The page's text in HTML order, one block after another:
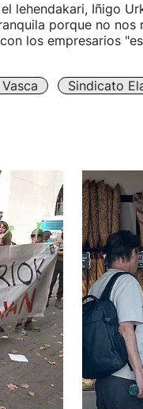
lehendakari, Iñigo
porque no nos
los empresarios
Sindicato